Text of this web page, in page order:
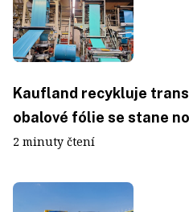
Kaufland recykluje
obalové fólie se stane
2 minuty čtení